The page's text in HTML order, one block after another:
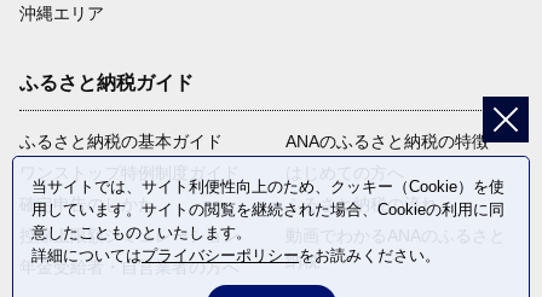
沖縄エリア
ふるさと納税ガイド
ふるさと納税の基本ガイド
確定申告のしかた
控除上限額シミュレーション
年金受給者・自営業者の方へ
ANAのふるさと納税の特徴
ふるさと納税の流れ
納税
当サイトでは、サイト利便性向上のため、クッキー（Cookie）を使
用しています。サイトの閲覧を継続された場合、Cookieの利用に同
意したことものといたします。
詳細についてはプライバシーポリシーをお読みください。